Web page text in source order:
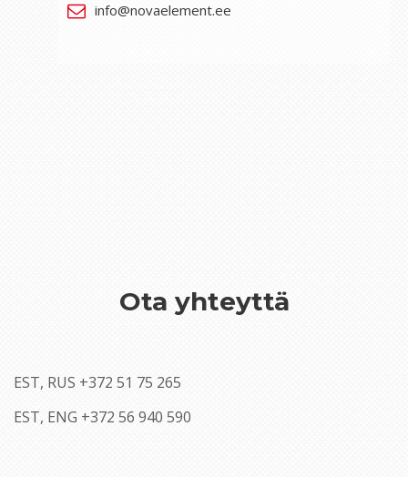
info@novaelement.ee
Ota yhteyttä
EST, RUS +372 51 75 265
EST, ENG +372 56 940 590